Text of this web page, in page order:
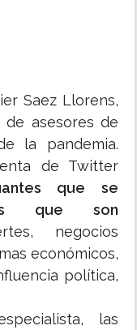
Saez Llorens,
asesores de
la pandemia.
de Twitter
que se
que son
negocios
económicos,
política,
las